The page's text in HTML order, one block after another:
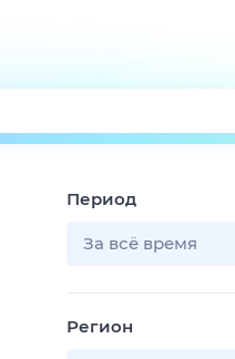
Поиск
ТВ-программа
Период
За всё время
Регион